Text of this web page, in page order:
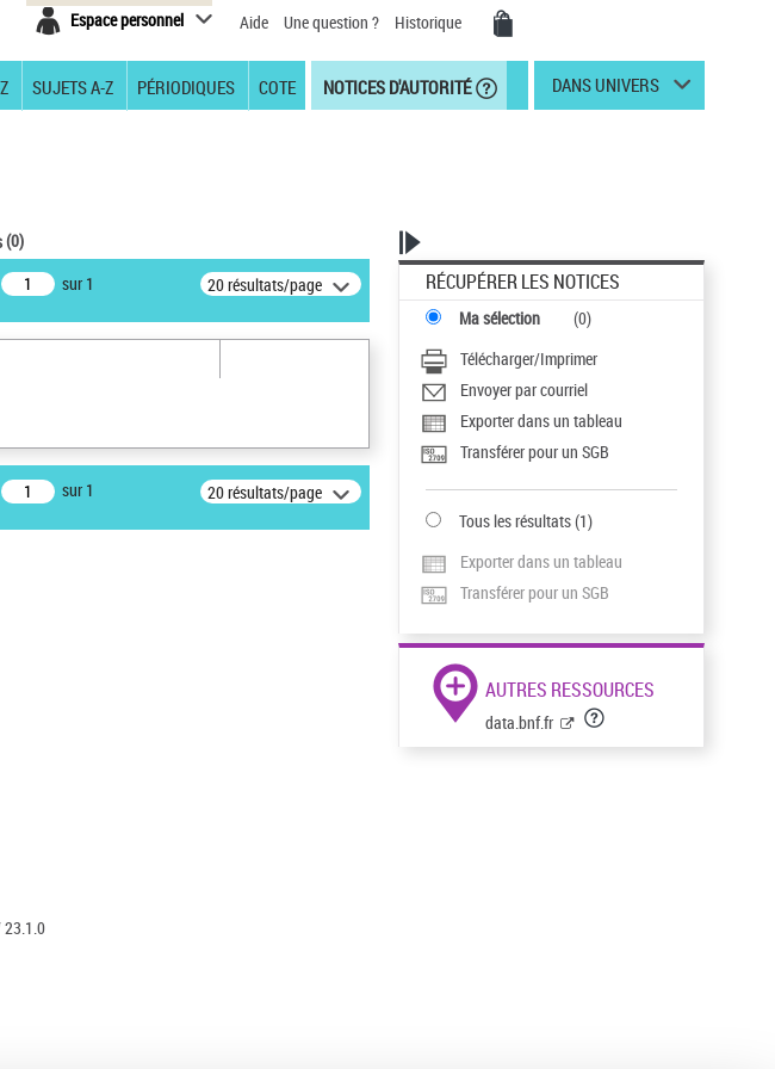
Espace personnel Aide Une question ? Historique
SUJETS A-Z PÉRIODIQUES COTE NOTICES D'AUTORITÉ DANS UNIVERS
(0)
sur 1 20 résultats/page
sur 1 20 résultats/page
RÉCUPÉRER LES NOTICES
Ma sélection (0)
Télécharger/Imprimer
Envoyer par courriel
Exporter dans un tableau
Transférer pour un SGB
Tous les résultats(1)
Exporter dans un tableau
Transférer pour un SGB
AUTRES RESSOURCES
data.bnf.fr
23.1.0